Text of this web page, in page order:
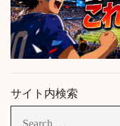
サイト内検索